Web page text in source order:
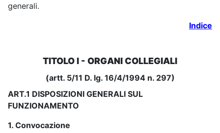
generali.
Indice
TITOLO I - ORGANI COLLEGIALI
(artt. 5/11 D. lg. 16/4/1994 n. 297)
ART.1 DISPOSIZIONI GENERALI SUL
FUNZIONAMENTO
1. Convocazione